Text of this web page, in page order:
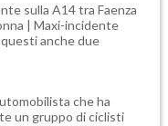
sulla A14 tra Faenza
| Maxi-incidente
anche due
che ha
un gruppo di ciclisti